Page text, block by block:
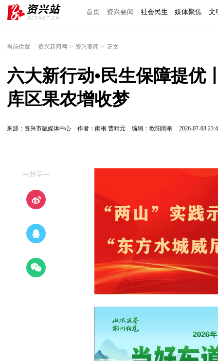
首页 资兴要闻 社会民生 媒体聚焦 文
当前位置: 资兴新闻网 > 资兴要闻 > 正文
六大新行动•民生保障提优
库区果农增收梦
来源：资兴市融媒体中心 作者：雨桐 曹精元 编辑：欧阳雨桐 2026-07-03
—分享—